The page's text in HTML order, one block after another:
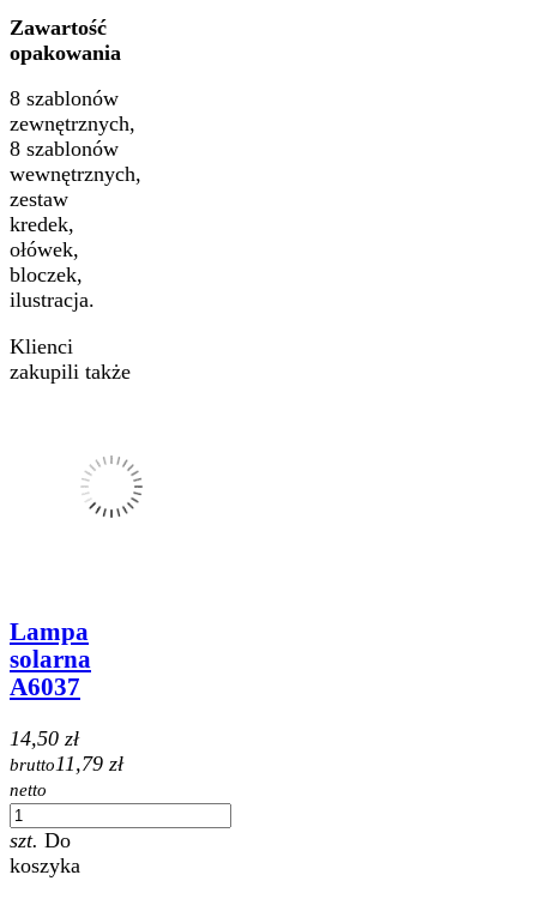
Zawartość
opakowania
8 szablonów
zewnętrznych,
8 szablonów
wewnętrznych,
zestaw
kredek,
ołówek,
bloczek,
ilustracja.
Klienci
zakupili także
Lampa
solarna
A6037
14,50 zł
brutto11,79 zł
netto
szt. Do
koszyka